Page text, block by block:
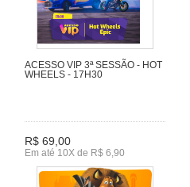
ACESSO VIP 3ª SESSÃO - HOT
WHEELS - 17H30
R$ 69,00
Em até 10X de R$ 6,90